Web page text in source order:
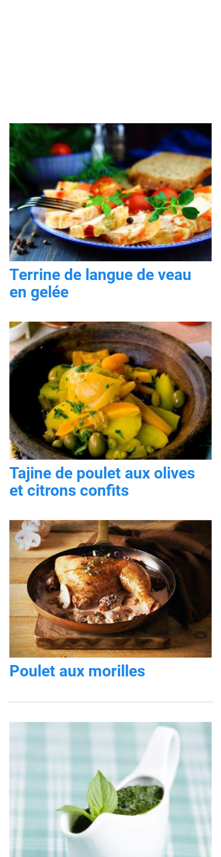
Terrine de langue de veau
en gelée
Tajine de poulet aux olives
et citrons confits
Poulet aux morilles